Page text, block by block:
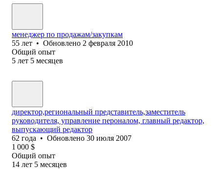
менеджер по продажам/закупкам
55 лет • Обновлено 2 февраля 2010
Общий опыт
5 лет 5 месяцев
директор,региональный представитель,заместитель
руководителя, управление пероналом, главный редактор,
выпускающий редактор
62 года • Обновлено 30 июля 2007
1 000 $
Общий опыт
14 лет 5 месяцев